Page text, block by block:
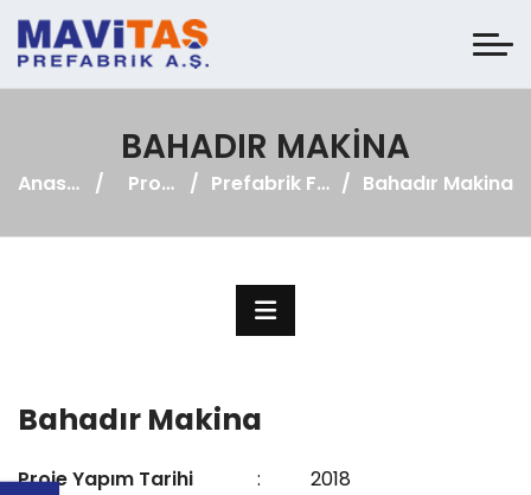
BAHADIR MAKINA
Anasayfa Projeler Prefabrik Fabrika Bahadır Makina
Bahadır Makina
Proje Yapım Tarihi :
2018